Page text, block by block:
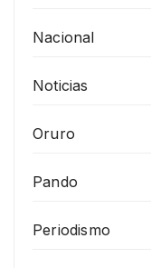
Nacional
Noticias
Oruro
Pando
Periodismo